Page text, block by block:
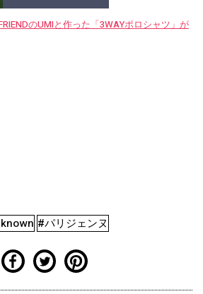
のUMIと作った「3WAYポロシャツ」が
#パリジェンヌ